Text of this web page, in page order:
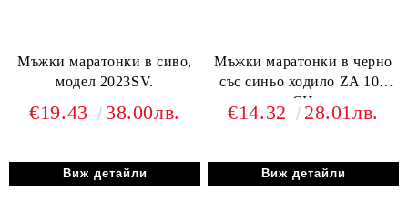
Мъжки маратонки в сиво,
модел 2023SV.
€19.43 38.00лв.
Виж детайли
Мъжки маратонки в черно
със синьо ходило ZA 101
CH
€14.32 28.01лв.
Виж детайли